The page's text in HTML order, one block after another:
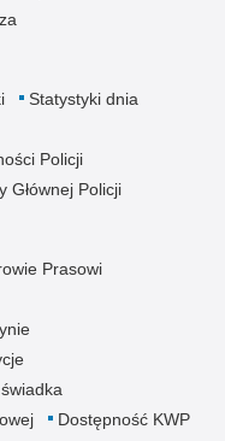
Statystyki dnia
Policji
Głównej Policji
Prasowi
Dostępność KWP